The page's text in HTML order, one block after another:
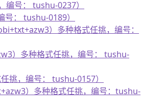
号： tushu-0237）
： tushu-0189）
）多种格式任挑，编号：
）多种格式任挑，编号： tushu-
挑，编号： tushu-0157）
）多种格式任挑，编号：tushu-